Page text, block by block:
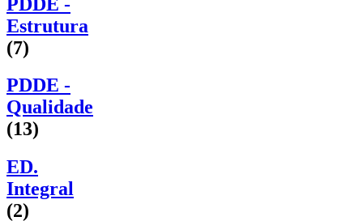
Estrutura
(7)
PDDE -
Qualidade
(13)
ED.
Integral
(2)